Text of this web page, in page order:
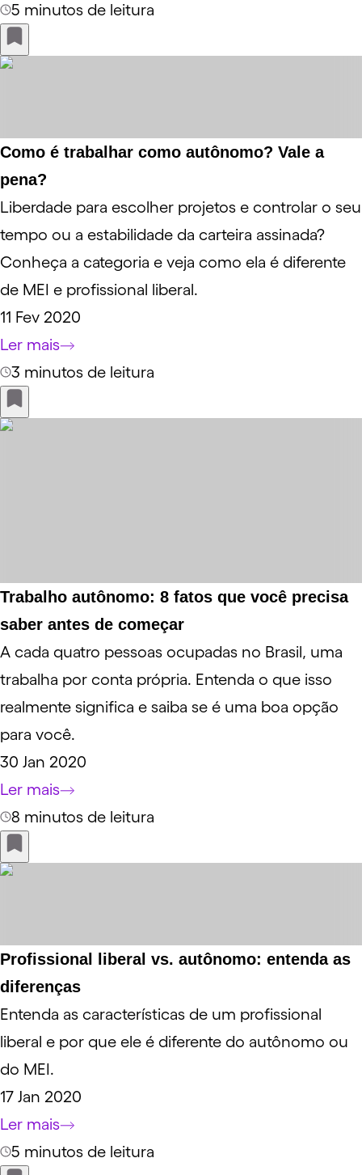
5 minutos de leitura
Como é trabalhar como autônomo? Vale a
pena?
Liberdade para escolher projetos e controlar o seu
tempo ou a estabilidade da carteira assinada?
Conheça a categoria e veja como ela é diferente
de MEI e profissional liberal.
11 Fev 2020
Ler mais
3 minutos de leitura
Trabalho autônomo: 8 fatos que você precisa
saber antes de começar
A cada quatro pessoas ocupadas no Brasil, uma
trabalha por conta própria. Entenda o que isso
realmente significa e saiba se é uma boa opção
para você.
30 Jan 2020
Ler mais
8 minutos de leitura
Profissional liberal vs. autônomo: entenda as
diferenças
Entenda as características de um profissional
liberal e por que ele é diferente do autônomo ou
do MEI.
17 Jan 2020
Ler mais
5 minutos de leitura